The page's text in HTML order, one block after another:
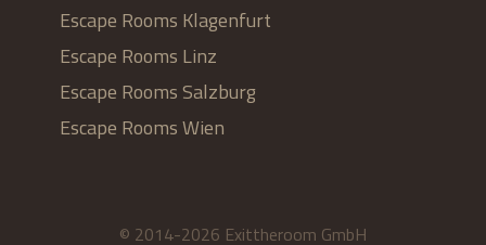
Escape Rooms Klagenfurt
Escape Rooms Linz
Escape Rooms Salzburg
Escape Rooms Wien
© 2014-2026 Exittheroom GmbH